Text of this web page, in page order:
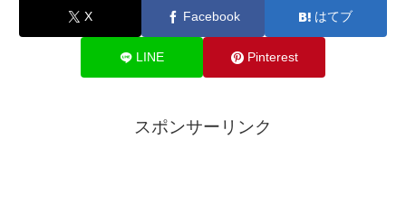
X Facebook はてブ
LINE Pinterest
スポンサーリンク